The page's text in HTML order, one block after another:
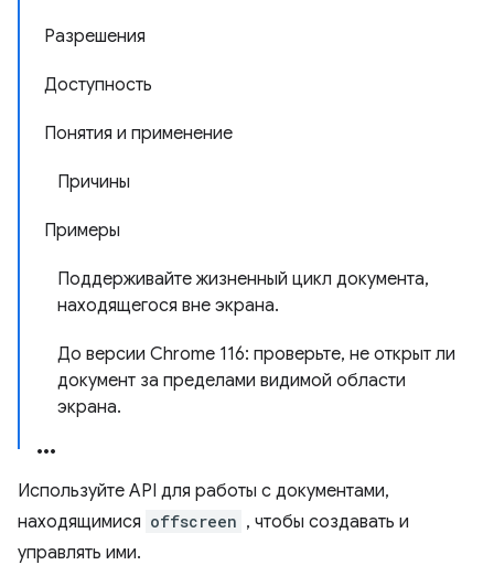
Разрешения
Доступность
Понятия и применение
Причины
Примеры
Поддерживайте жизненный цикл документа,
находящегося вне экрана.
До версии Chrome 116: проверьте, не открыт ли
документ за пределами видимой области
экрана.
Используйте API для работы с документами,
находящимися offscreen , чтобы создавать и
управлять ими.